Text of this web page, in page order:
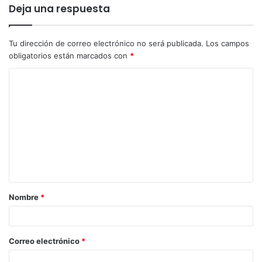
Deja una respuesta
Tu dirección de correo electrónico no será publicada. Los campos
obligatorios están marcados con *
Nombre *
Correo electrónico *